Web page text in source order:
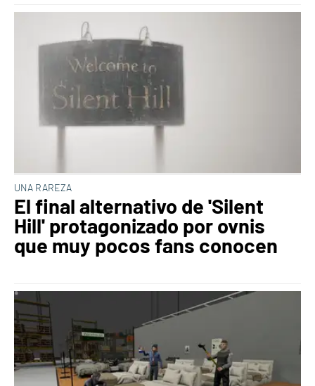
UNA RAREZA
El final alternativo de 'Silent
Hill' protagonizado por ovnis
que muy pocos fans conocen